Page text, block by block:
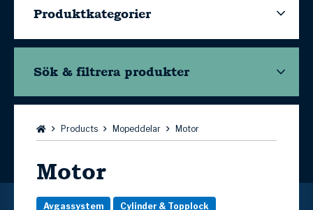
Produktkategorier
Sök & filtrera produkter
Bläddra:Products Mopeddelar Motor
Motor
Avgassystem Cylinder & Topplock